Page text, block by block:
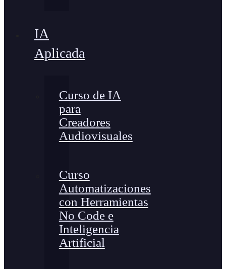
IA
Aplicada
Curso de IA
para
Creadores
Audiovisuales
Curso
Automatizaciones
con Herramientas
No Code e
Inteligencia
Artificial